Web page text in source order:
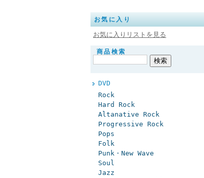
お気に入り
お気に入りリストを見る
商品検索
DVD
Rock
Hard Rock
Altanative Rock
Progressive Rock
Pops
Folk
Punk・New Wave
Soul
Jazz